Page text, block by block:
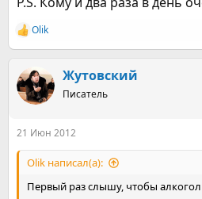
Р
е
к
ц
и
Olik
Жутовский
Писатель
21 Июн 2012
Olik написал(а):
Первый раз слышу, чтобы